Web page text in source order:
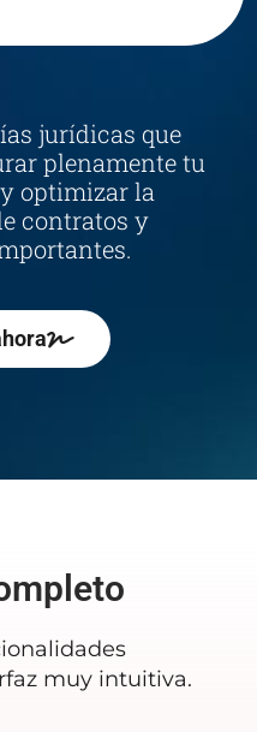
jurídicas que
plenamente tu
optimizar la
contratos y
muy intuitiva.